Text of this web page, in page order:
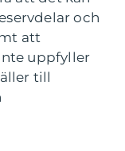
och
att
uppfyller
till